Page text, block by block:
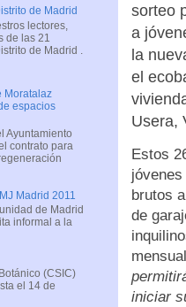
sorteo
a
la
el
Usera,
Estos
brutos
de
iniciar
de Madrid
lectores,
de las 21
de Madrid .
Moratalaz
espacios
Ayuntamiento
contrato para
Madrid 2011
de Madrid
informal a la
(CSIC)
el 14 de